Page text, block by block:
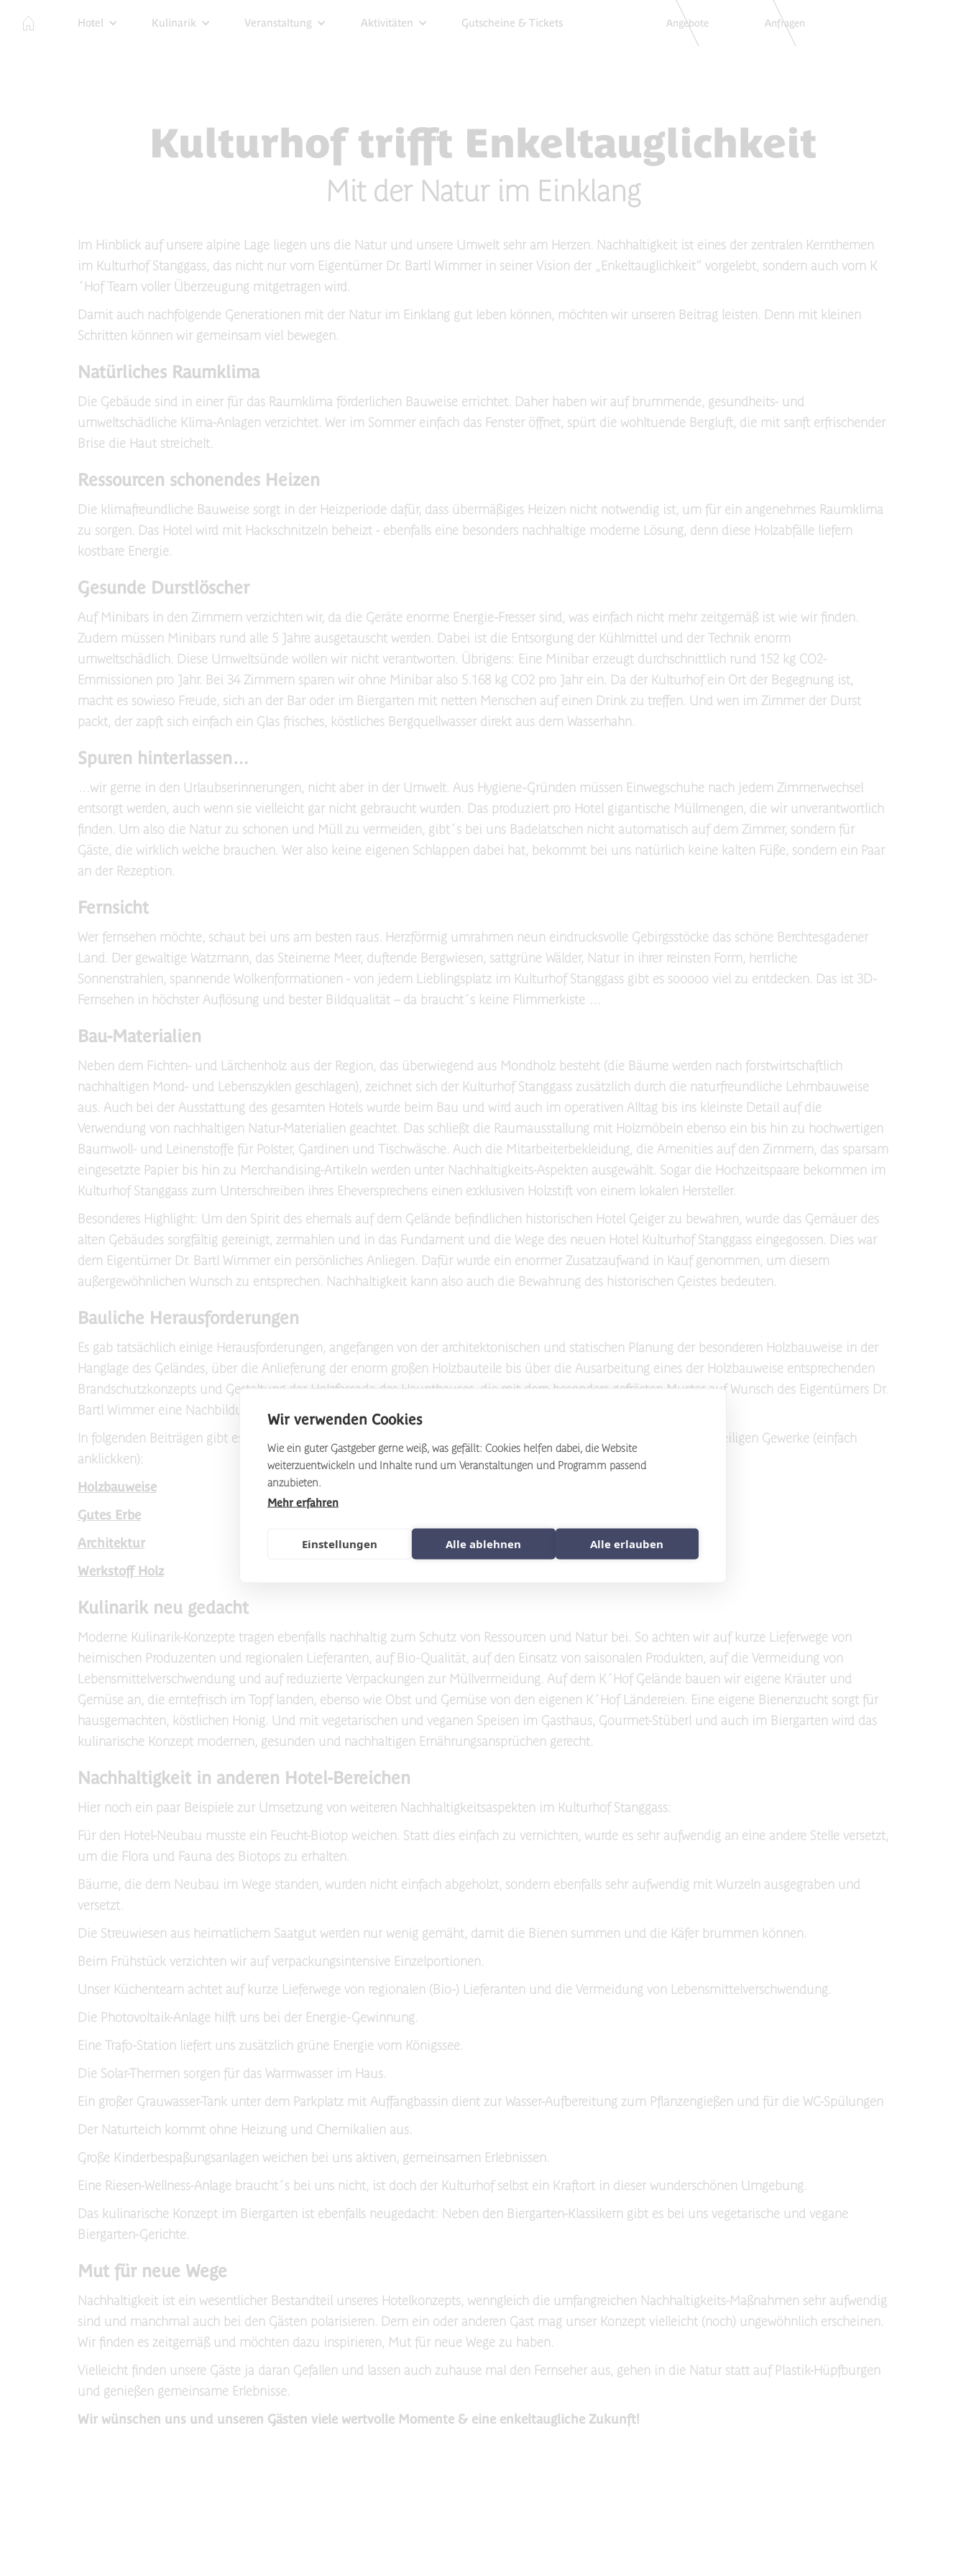
Wir verwenden Cookies
Wie ein guter Gastgeber gerne weiß, was gefällt: Cookies helfen dabei, die Website
weiterzuentwickeln und Inhalte rund um Veranstaltungen und Programm passend
anzubieten.
Mehr erfahren
Einstellungen Alle ablehnen Alle erlauben
Hotel Kulinarik Veranstaltung Aktivitäten Gutscheine & Tickets Angebote Anfragen
Kulturhof trifft Enkeltauglichkeit
Mit der Natur im Einklang
Im Hinblick auf unsere alpine Lage liegen uns die Natur und unsere Umwelt sehr am Herzen. Nachhaltigkeit ist eines der zentralen Kernthemen
im Kulturhof Stanggass, das nicht nur vom Eigentümer Dr. Bartl Wimmer in seiner Vision der „Enkeltauglichkeit“ vorgelebt, sondern auch vom K
´Hof Team voller Überzeugung mitgetragen wird.
Damit auch nachfolgende Generationen mit der Natur im Einklang gut leben können, möchten wir unseren Beitrag leisten. Denn mit kleinen
Schritten können wir gemeinsam viel bewegen.
Natürliches Raumklima
Die Gebäude sind in einer für das Raumklima förderlichen Bauweise errichtet. Daher haben wir auf brummende, gesundheits- und
umweltschädliche Klima-Anlagen verzichtet. Wer im Sommer einfach das Fenster öffnet, spürt die wohltuende Bergluft, die mit sanft erfrischender
Brise die Haut streichelt.
Ressourcen schonendes Heizen
Die klimafreundliche Bauweise sorgt in der Heizperiode dafür, dass übermäßiges Heizen nicht notwendig ist, um für ein angenehmes Raumklima
zu sorgen. Das Hotel wird mit Hackschnitzeln beheizt - ebenfalls eine besonders nachhaltige moderne Lösung, denn diese Holzabfälle liefern
kostbare Energie.
Gesunde Durstlöscher
Auf Minibars in den Zimmern verzichten wir, da die Geräte enorme Energie-Fresser sind, was einfach nicht mehr zeitgemäß ist wie wir finden.
Zudem müssen Minibars rund alle 5 Jahre ausgetauscht werden. Dabei ist die Entsorgung der Kühlmittel und der Technik enorm
umweltschädlich. Diese Umweltsünde wollen wir nicht verantworten. Übrigens: Eine Minibar erzeugt durchschnittlich rund 152 kg CO2-
Emmissionen pro Jahr. Bei 34 Zimmern sparen wir ohne Minibar also 5.168 kg CO2 pro Jahr ein. Da der Kulturhof ein Ort der Begegnung ist,
macht es sowieso Freude, sich an der Bar oder im Biergarten mit netten Menschen auf einen Drink zu treffen. Und wen im Zimmer der Durst
packt, der zapft sich einfach ein Glas frisches, köstliches Bergquellwasser direkt aus dem Wasserhahn.
Spuren hinterlassen…
…wir gerne in den Urlaubserinnerungen, nicht aber in der Umwelt. Aus Hygiene-Gründen müssen Einwegschuhe nach jedem Zimmerwechsel
entsorgt werden, auch wenn sie vielleicht gar nicht gebraucht wurden. Das produziert pro Hotel gigantische Müllmengen, die wir unverantwortlich
finden. Um also die Natur zu schonen und Müll zu vermeiden, gibt´s bei uns Badelatschen nicht automatisch auf dem Zimmer, sondern für
Gäste, die wirklich welche brauchen. Wer also keine eigenen Schlappen dabei hat, bekommt bei uns natürlich keine kalten Füße, sondern ein Paar
an der Rezeption.
Fernsicht
Wer fernsehen möchte, schaut bei uns am besten raus. Herzförmig umrahmen neun eindrucksvolle Gebirgsstöcke das schöne Berchtesgadener
Land. Der gewaltige Watzmann, das Steinerne Meer, duftende Bergwiesen, sattgrüne Wälder, Natur in ihrer reinsten Form, herrliche
Sonnenstrahlen, spannende Wolkenformationen - von jedem Lieblingsplatz im Kulturhof Stanggass gibt es sooooo viel zu entdecken. Das ist 3D-
Fernsehen in höchster Auflösung und bester Bildqualität – da braucht´s keine Flimmerkiste …
Bau-Materialien
Neben dem Fichten- und Lärchenholz aus der Region, das überwiegend aus Mondholz besteht (die Bäume werden nach forstwirtschaftlich
nachhaltigen Mond- und Lebenszyklen geschlagen), zeichnet sich der Kulturhof Stanggass zusätzlich durch die naturfreundliche Lehmbauweise
aus. Auch bei der Ausstattung des gesamten Hotels wurde beim Bau und wird auch im operativen Alltag bis ins kleinste Detail auf die
Verwendung von nachhaltigen Natur-Materialien geachtet. Das schließt die Raumausstallung mit Holzmöbeln ebenso ein bis hin zu hochwertigen
Baumwoll- und Leinenstoffe für Polster, Gardinen und Tischwäsche. Auch die Mitarbeiterbekleidung, die Amenities auf den Zimmern, das sparsam
eingesetzte Papier bis hin zu Merchandising-Artikeln werden unter Nachhaltigkeits-Aspekten ausgewählt. Sogar die Hochzeitspaare bekommen im
Kulturhof Stanggass zum Unterschreiben ihres Eheversprechens einen exklusiven Holzstift von einem lokalen Hersteller.
Besonderes Highlight: Um den Spirit des ehemals auf dem Gelände befindlichen historischen Hotel Geiger zu bewahren, wurde das Gemäuer des
alten Gebäudes sorgfältig gereinigt, zermahlen und in das Fundament und die Wege des neuen Hotel Kulturhof Stanggass eingegossen. Dies war
dem Eigentümer Dr. Bartl Wimmer ein persönliches Anliegen. Dafür wurde ein enormer Zusatzaufwand in Kauf genommen, um diesem
außergewöhnlichen Wunsch zu entsprechen. Nachhaltigkeit kann also auch die Bewahrung des historischen Geistes bedeuten.
Bauliche Herausforderungen
Es gab tatsächlich einige Herausforderungen, angefangen von der architektonischen und statischen Planung der besonderen Holzbauweise in der
Hanglage des Geländes, über die Anlieferung der enorm großen Holzbauteile bis über die Ausarbeitung eines der Holzbauweise entsprechenden
Brandschutzkonzepts und Gestaltung der Holzfassade des Haupthauses, die mit dem besonders gefrästen Muster auf Wunsch des Eigentümers Dr.
Bartl Wimmer eine Nachbildung der Fassade des Hotel Geiger sein sollte.
In folgenden Beiträgen gibt es detaillierte Antworten zur Frage der Herausforderungen von den Bau-Partnern der jeweiligen Gewerke (einfach
anklickken):
Holzbauweise
Gutes Erbe
Architektur
Werkstoff Holz
Kulinarik neu gedacht
Moderne Kulinarik-Konzepte tragen ebenfalls nachhaltig zum Schutz von Ressourcen und Natur bei. So achten wir auf kurze Lieferwege von
heimischen Produzenten und regionalen Lieferanten, auf Bio-Qualität, auf den Einsatz von saisonalen Produkten, auf die Vermeidung von
Lebensmittelverschwendung und auf reduzierte Verpackungen zur Müllvermeidung. Auf dem K´Hof Gelände bauen wir eigene Kräuter und
Gemüse an, die erntefrisch im Topf landen, ebenso wie Obst und Gemüse von den eigenen K´Hof Ländereien. Eine eigene Bienenzucht sorgt für
hausgemachten, köstlichen Honig. Und mit vegetarischen und veganen Speisen im Gasthaus, Gourmet-Stüberl und auch im Biergarten wird das
kulinarische Konzept modernen, gesunden und nachhaltigen Ernährungsansprüchen gerecht.
Nachhaltigkeit in anderen Hotel-Bereichen
Hier noch ein paar Beispiele zur Umsetzung von weiteren Nachhaltigkeitsaspekten im Kulturhof Stanggass:
Für den Hotel-Neubau musste ein Feucht-Biotop weichen. Statt dies einfach zu vernichten, wurde es sehr aufwendig an eine andere Stelle versetzt,
um die Flora und Fauna des Biotops zu erhalten.
Bäume, die dem Neubau im Wege standen, wurden nicht einfach abgeholzt, sondern ebenfalls sehr aufwendig mit Wurzeln ausgegraben und
versetzt.
Die Streuwiesen aus heimatlichem Saatgut werden nur wenig gemäht, damit die Bienen summen und die Käfer brummen können.
Beim Frühstück verzichten wir auf verpackungsintensive Einzelportionen.
Unser Küchenteam achtet auf kurze Lieferwege von regionalen (Bio-) Lieferanten und die Vermeidung von Lebensmittelverschwendung.
Die Photovoltaik-Anlage hilft uns bei der Energie-Gewinnung.
Eine Trafo-Station liefert uns zusätzlich grüne Energie vom Königssee.
Die Solar-Thermen sorgen für das Warmwasser im Haus.
Ein großer Grauwasser-Tank unter dem Parkplatz mit Auffangbassin dient zur Wasser-Aufbereitung zum Pflanzengießen und für die WC-Spülungen
Der Naturteich kommt ohne Heizung und Chemikalien aus.
Große Kinderbespaßungsanlagen weichen bei uns aktiven, gemeinsamen Erlebnissen.
Eine Riesen-Wellness-Anlage braucht´s bei uns nicht, ist doch der Kulturhof selbst ein Kraftort in dieser wunderschönen Umgebung.
Das kulinarische Konzept im Biergarten ist ebenfalls neugedacht: Neben den Biergarten-Klassikern gibt es bei uns vegetarische und vegane
Biergarten-Gerichte.
Mut für neue Wege
Nachhaltigkeit ist ein wesentlicher Bestandteil unseres Hotelkonzepts, wenngleich die umfangreichen Nachhaltigkeits-Maßnahmen sehr aufwendig
sind und manchmal auch bei den Gästen polarisieren. Dem ein oder anderen Gast mag unser Konzept vielleicht (noch) ungewöhnlich erscheinen.
Wir finden es zeitgemäß und möchten dazu inspirieren, Mut für neue Wege zu haben.
Vielleicht finden unsere Gäste ja daran Gefallen und lassen auch zuhause mal den Fernseher aus, gehen in die Natur statt auf Plastik-Hüpfburgen
und genießen gemeinsame Erlebnisse.
Wir wünschen uns und unseren Gästen viele wertvolle Momente & eine enkeltaugliche Zukunft!